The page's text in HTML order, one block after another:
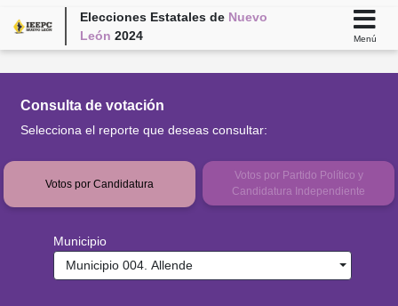
Elecciones Estatales de Nuevo
León 2024 Menú
Consulta de votación
Selecciona el reporte que deseas consultar:
Votos por Candidatura
Votos por Partido Político y
Candidatura Independiente
Municipio
Municipio 004. Allende